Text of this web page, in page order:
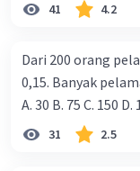
41 4.2
Dari 200 orang
0,15. Banyak
A. 30 B. 75 C. 150 D.
31 2.5